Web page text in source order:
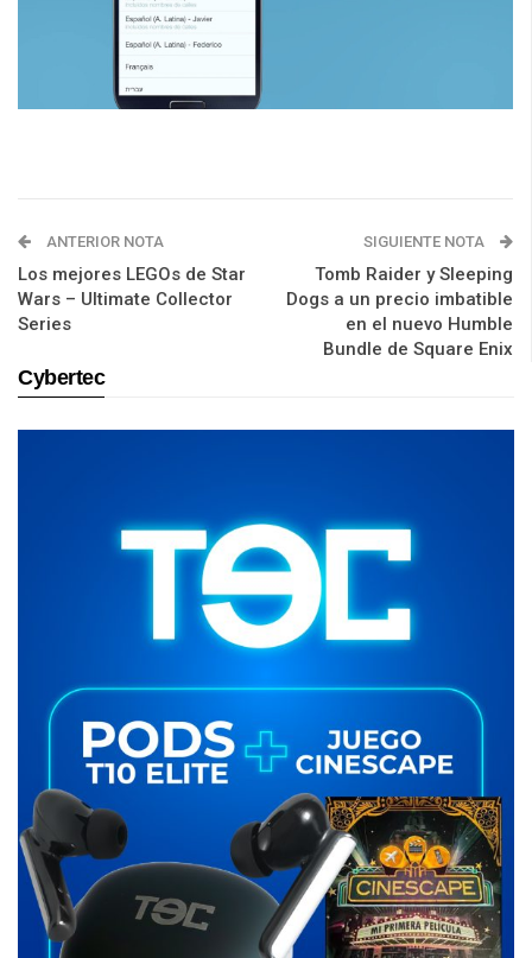
ANTERIOR NOTA
Los mejores LEGOs de Star
Wars – Ultimate Collector
Series
SIGUIENTE NOTA
Tomb Raider y Sleeping
Dogs a un precio imbatible
en el nuevo Humble
Bundle de Square Enix
Cybertec